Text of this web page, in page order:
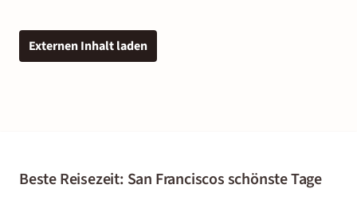
Externen Inhalt laden
Beste Reisezeit: San Franciscos schönste Tage